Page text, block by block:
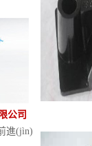
公司
進(jìn)